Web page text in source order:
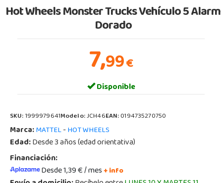
Hot Wheels Monster Trucks Vehículo 5 Alarm
Dorado
7,99€
Disponible
SKU:1999979641Modelo:JCH46EAN:0194735270750
Marca:MATTEL-HOT WHEELS
Edad:Desde 3 años (edad orientativa)
Financiación:
Desde 1,39 € / mes+ info